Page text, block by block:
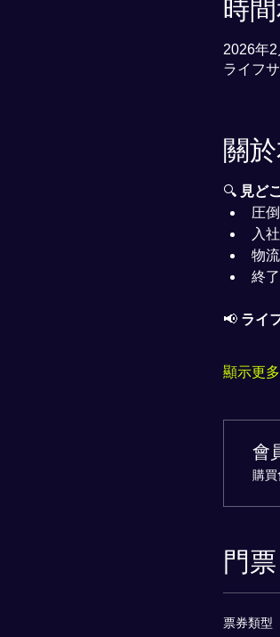
時
2026年
ライフ
關
🔍 見ど
圧
入
物
終
📢 ライ
顯示更多
會
購
門票
票券類型